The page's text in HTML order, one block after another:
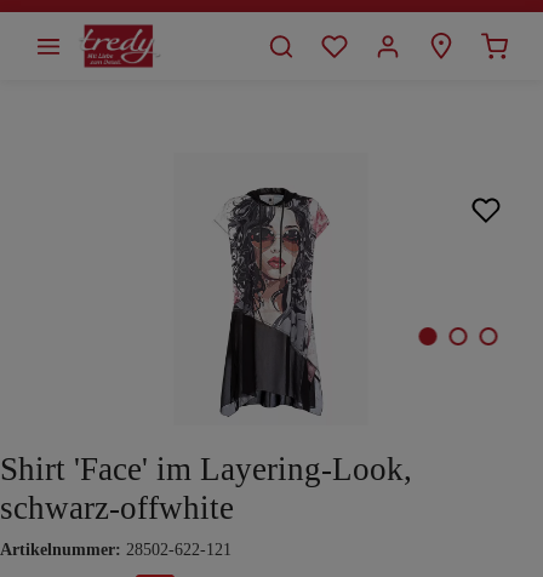
springen
Shirt 'Face' im Layering-Look,
schwarz-offwhite
Artikelnummer: 28502-622-121